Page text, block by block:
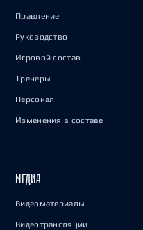
Правление
Руководство
Игровой состав
Тренеры
Персонал
Изменения в составе
МЕДИА
Видеоматериалы
Видеотрансляции